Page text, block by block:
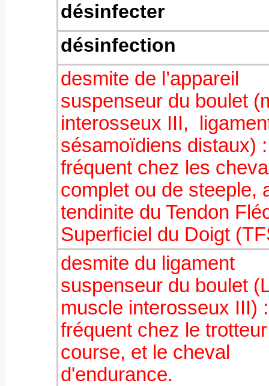
désinfecter
désinfection
desmite de l’appareil
suspenseur du boulet
interosseux III,
sésamoïdiens distaux) :
fréquent chez les
complet ou de steeple,
tendinite du Tendon
Superficiel du Doigt
desmite du ligament
suspenseur du boulet
muscle interosseux III)
fréquent chez le
course, et le cheval
d'endurance.